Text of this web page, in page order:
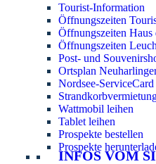
Tourist-Information
Öffnungszeiten
Öffnungszeiten Haus
Öffnungszeiten
Post- und
Ortsplan
Nordsee-ServiceCard
Wattmobil leihen
Tablet leihen
Prospekte bestellen
Prospekte
INFOS VOM